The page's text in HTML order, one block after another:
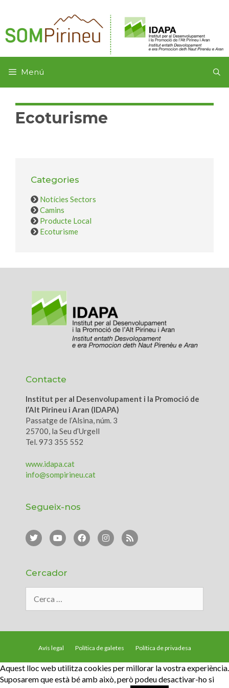
Menú
Ecoturisme
Categories
Notícies Sectors
Camins
Producte Local
Ecoturisme
Contacte
Institut per al Desenvolupament i la Promoció de
l’Alt Pirineu i Aran (IDAPA)
Passatge de l’Alsina, núm. 3
25700, la Seu d’Urgell
Tel. 973 355 552
www.idapa.cat
info@sompirineu.cat
Segueix-nos
Cercador
Avís legal Política de galetes Política de privadesa
© SOMPirineu - IDAPA |Accés d’usuaris| Crèdits web
Aquest lloc web utilitza cookies per millorar la vostra experiència.
Suposarem que està bé amb això, però podeu desactivar-ho si